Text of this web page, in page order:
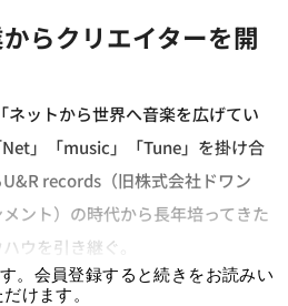
らクリエイターを開
ットから世界へ音楽を広げてい
」「music」「Tune」を掛け合
records（旧株式会社ドワン
ント）の時代から長年培ってきた
ウを引き継ぐ。
。会員登録すると続きをお読みい
だけます。